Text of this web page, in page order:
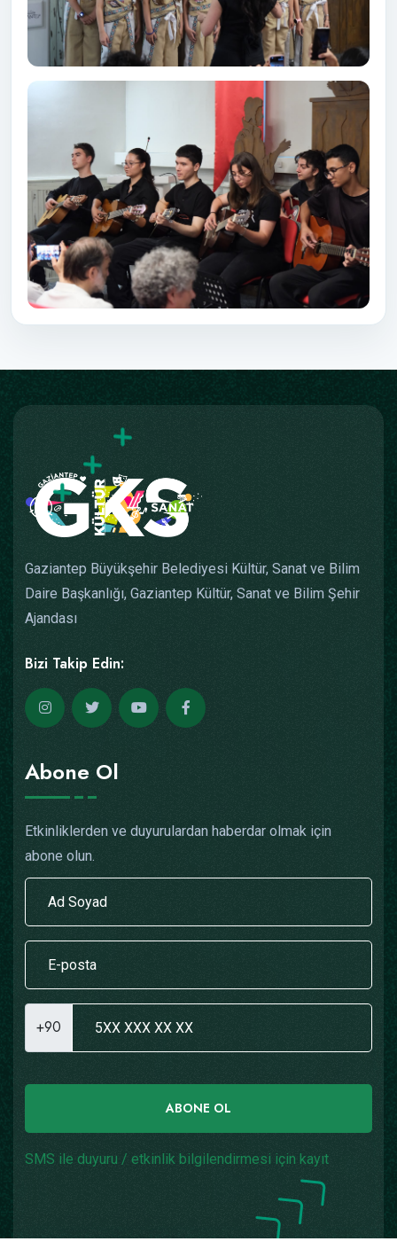
Gaziantep Büyükşehir Belediyesi Kültür, Sanat ve Bilim
Daire Başkanlığı, Gaziantep Kültür, Sanat ve Bilim Şehir
Ajandası
Bizi Takip Edin:
Abone Ol
Etkinliklerden ve duyurulardan haberdar olmak için
abone olun.
+90
ABONE OL
SMS ile duyuru / etkinlik bilgilendirmesi için kayıt